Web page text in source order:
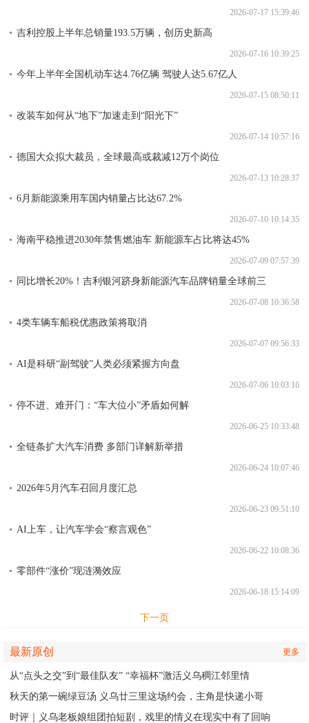
2026-07-17 15:39:46
吉利控股上半年总销量193.5万辆，创历史新高
2026-07-16 10:39:25
今年上半年全国机动车达4.76亿辆 驾驶人达5.67亿人
2026-07-15 08:50:11
改装车如何从“地下”加速走到“阳光下”
2026-07-14 10:57:16
德国大众拟大裁员，全球最高或裁减12万个岗位
2026-07-13 10:28:37
6月新能源乘用车国内销量占比达67.2%
2026-07-10 10:14:35
海南平稳推进2030年禁售燃油车 新能源车占比将达45%
2026-07-09 07:57:39
同比增长20%！吉利银河跻身新能源汽车品牌销量全球前三
2026-07-08 10:36:58
4类车辆车船税优惠政策将取消
2026-07-07 09:56:33
AI是科研“副驾驶”人类必须紧握方向盘
2026-07-06 10:03:16
停不进、难开门：“车大位小”矛盾如何解
2026-06-25 10:33:48
全链条扩大汽车消费 多部门详解新举措
2026-06-24 10:07:46
2026年5月汽车召回月度汇总
2026-06-23 09:51:10
AI上车，让汽车学会“察言观色”
2026-06-22 10:08:36
零部件“涨价”现涟漪效应
2026-06-18 15:14:09
下一页
最新原创 更多
从“点头之交”到“最佳队友” “幸福杯”激活义乌稠江邻里情
秋天的第一碗绿豆汤 义乌廿三里这场约会，主角是快递小哥
时评｜义乌老板娘组团拍短剧，戏里的情义在现实中有了回响